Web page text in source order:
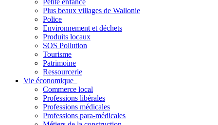
Petite enfance
Plus beaux villages de Wallonie
Police
Environnement et déchets
Produits locaux
SOS Pollution
Tourisme
Patrimoine
Ressourcerie
Vie économique
Commerce local
Professions libérales
Professions médicales
Professions para-médicales